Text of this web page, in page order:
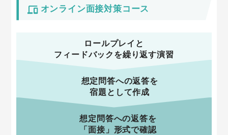
オンライン面接対策コース
ロールプレイと
フィードバックを繰り返す演習
想定問答への返答を
宿題として作成
想定問答への返答を
「面接」形式で確認